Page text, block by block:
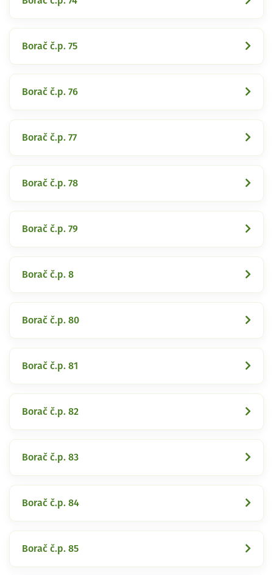
Borač č.p. 75
Borač č.p. 76
Borač č.p. 77
Borač č.p. 78
Borač č.p. 79
Borač č.p. 8
Borač č.p. 80
Borač č.p. 81
Borač č.p. 82
Borač č.p. 83
Borač č.p. 84
Borač č.p. 85